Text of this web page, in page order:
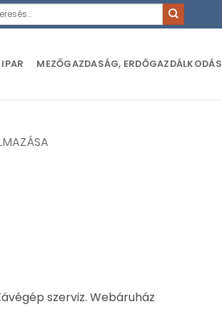
IPAR MEZŐGAZDASÁG, ERDŐGAZDÁLKODÁS
szerviz. Webáruház